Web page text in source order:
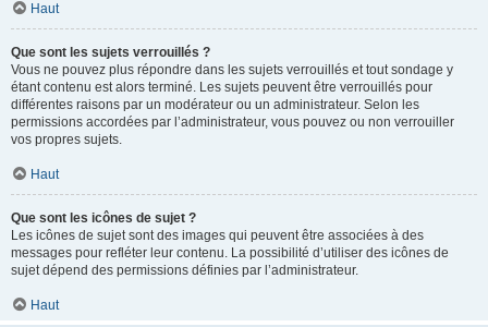
Haut
Que sont les sujets verrouillés ?
Vous ne pouvez plus répondre dans les sujets verrouillés et tout sondage y
étant contenu est alors terminé. Les sujets peuvent être verrouillés pour
différentes raisons par un modérateur ou un administrateur. Selon les
permissions accordées par l’administrateur, vous pouvez ou non verrouiller
vos propres sujets.
Haut
Que sont les icônes de sujet ?
Les icônes de sujet sont des images qui peuvent être associées à des
messages pour refléter leur contenu. La possibilité d’utiliser des icônes de
sujet dépend des permissions définies par l’administrateur.
Haut